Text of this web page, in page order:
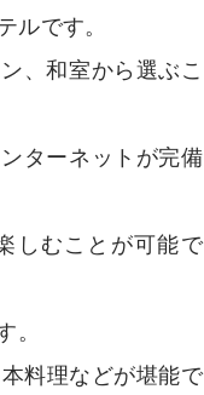
ルです。
、和室から選ぶこ
ターネットが完備
しむことが可能で
。
料理などが堪能で